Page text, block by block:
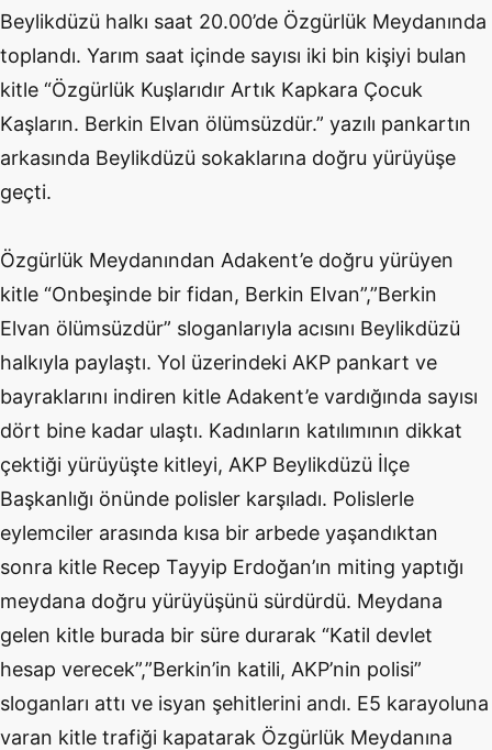
Beylikdüzü halkı saat 20.00’de Özgürlük Meydanında
toplandı. Yarım saat içinde sayısı iki bin kişiyi bulan
kitle “Özgürlük Kuşlarıdır Artık Kapkara Çocuk
Kaşların. Berkin Elvan ölümsüzdür.” yazılı pankartın
arkasında Beylikdüzü sokaklarına doğru yürüyüşe
geçti.
Özgürlük Meydanından Adakent’e doğru yürüyen
kitle “Onbeşinde bir fidan, Berkin Elvan”,”Berkin
Elvan ölümsüzdür” sloganlarıyla acısını Beylikdüzü
halkıyla paylaştı. Yol üzerindeki AKP pankart ve
bayraklarını indiren kitle Adakent’e vardığında sayısı
dört bine kadar ulaştı. Kadınların katılımının dikkat
çektiği yürüyüşte kitleyi, AKP Beylikdüzü İlçe
Başkanlığı önünde polisler karşıladı. Polislerle
eylemciler arasında kısa bir arbede yaşandıktan
sonra kitle Recep Tayyip Erdoğan’ın miting yaptığı
meydana doğru yürüyüşünü sürdürdü. Meydana
gelen kitle burada bir süre durarak “Katil devlet
hesap verecek”,”Berkin’in katili, AKP’nin polisi”
sloganları attı ve isyan şehitlerini andı. E5 karayoluna
varan kitle trafiği kapatarak Özgürlük Meydanına